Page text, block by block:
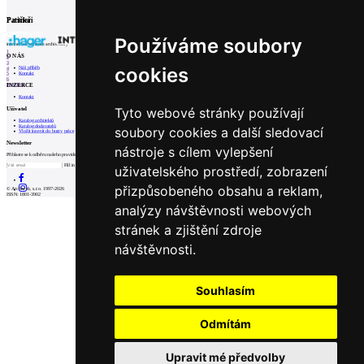
Používáme soubory
cookies
Tyto webové stránky používají
soubory cookies a další sledovací
nástroje s cílem vylepšení
uživatelského prostředí, zobrazení
přizpůsobeného obsahu a reklam,
analýzy návštěvnosti webových
stránek a zjištění zdroje
návštěvnosti.
Souhlasím
Odmítám
Upravit mé předvolby
Partneři
1
2
3
4
5
6
PrevNext
Patička
internetové centrum architektury
O NÁS
Náš příběh
Kontakt
INZERCE
Kontakt
Uživatel
Katalog architektů
Katalog dodavatelů
Vložit inzerát do burzy práce
Newsletter
Přihlaste se k odběru našeho pravidelného týdenního newsletteru:
Fill in „nospam“
© Archiweb, s.r.o. 1997-2026
ISSN: 1801-3902